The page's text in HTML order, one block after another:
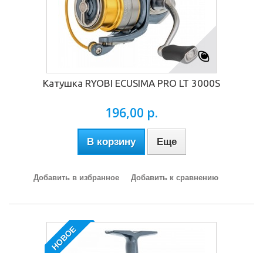
Катушка RYOBI ECUSIMA PRO LT 3000S
196,00 р.
В корзину Еще
Добавить в избранное Добавить к сравнению
НОВОЕ